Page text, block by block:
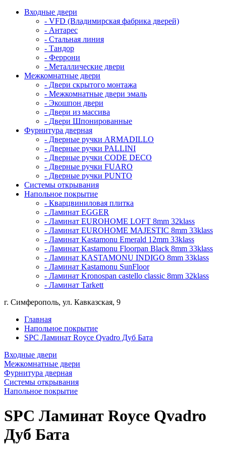
Входные двери
- VFD (Владимирская фабрика дверей)
- Антарес
- Стальная линия
- Тандор
- Феррони
- Металлические двери
Межкомнатные двери
- Двери скрытого монтажа
- Межкомнатные двери эмаль
- Экошпон двери
- Двери из массива
- Двери Шпонированные
Фурнитура дверная
- Дверные ручки ARMADILLO
- Дверные ручки PALLINI
- Дверные ручки CODE DECO
- Дверные ручки FUARO
- Дверные ручки PUNTO
Системы открывания
Напольное покрытие
- Кварцвиниловая плитка
- Ламинат EGGER
- Ламинат EUROHOME LOFT 8mm 32klass
- Ламинат EUROHOME MAJESTIC 8mm 33klass
- Ламинат Kastamonu Emerald 12mm 33klass
- Ламинат Kastamonu Floorpan Black 8mm 33klass
- Ламинат KASTAMONU INDIGO 8mm 33klass
- Ламинат Kastamonu SunFloor
- Ламинат Kronospan castello classic 8mm 32klass
- Ламинат Tarkett
г. Симферополь, ул. Кавказская, 9
Главная
Напольное покрытие
SPC Ламинат Royce Qvadro Дуб Бата
Входные двери
Межкомнатные двери
Фурнитура дверная
Системы открывания
Напольное покрытие
SPC Ламинат Royce Qvadro
Дуб Бата